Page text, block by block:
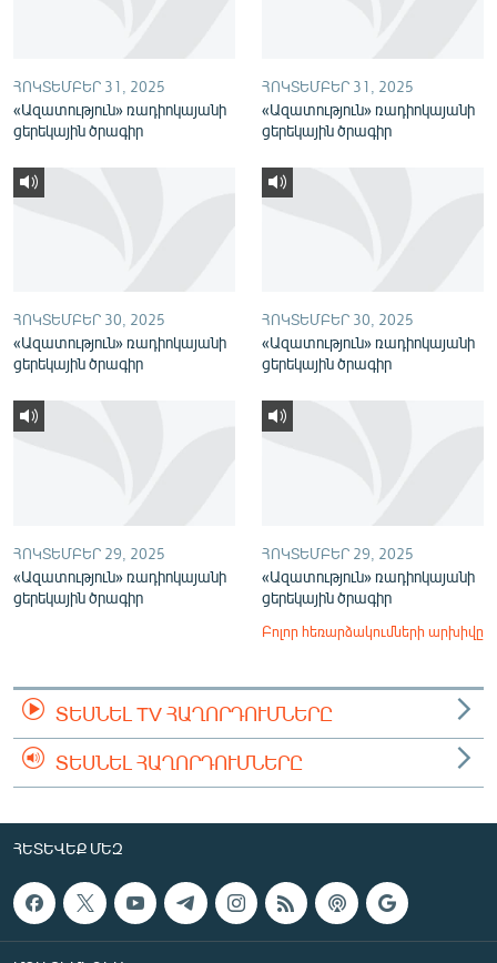
ՀԵՏԵՎԵՔ ՄԵԶ
ՀՈԿՏԵՄԲԵՐ 31, 2025
«Ազատություն» ռադիոկայանի
ցերեկային ծրագիր
ՀՈԿՏԵՄԲԵՐ 31, 2025
«Ազատություն» ռադիոկայանի
ցերեկային ծրագիր
ՀՈԿՏԵՄԲԵՐ 30, 2025
«Ազատություն» ռադիոկայանի
ցերեկային ծրագիր
ՀՈԿՏԵՄԲԵՐ 30, 2025
«Ազատություն» ռադիոկայանի
ցերեկային ծրագիր
ՀՈԿՏԵՄԲԵՐ 29, 2025
«Ազատություն» ռադիոկայանի
ցերեկային ծրագիր
ՀՈԿՏԵՄԲԵՐ 29, 2025
«Ազատություն» ռադիոկայանի
ցերեկային ծրագիր
Բոլոր հեռարձակումների արխիվը
ՏԵՍՆԵԼ TV ՀԱՂՈՐԴՈՒՄՆԵՐԸ
ՏԵՍՆԵԼ ՀԱՂՈՐԴՈՒՄՆԵՐԸ
ՀԵՏԵՎԵՔ ՄԵԶ